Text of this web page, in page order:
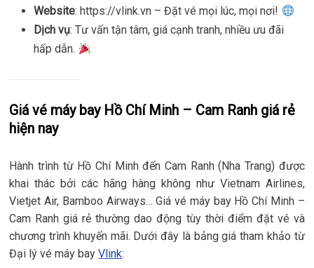
Website: https://vlink.vn – Đặt vé mọi lúc, mọi nơi!
Dịch vụ: Tư vấn tận tâm, giá cạnh tranh, nhiều ưu đãi
hấp dẫn.
Giá vé máy bay Hồ Chí Minh – Cam Ranh giá rẻ
hiện nay
Hành trình từ Hồ Chí Minh đến Cam Ranh (Nha Trang) được
khai thác bởi các hãng hàng không như Vietnam Airlines,
Vietjet Air, Bamboo Airways… Giá vé máy bay Hồ Chí Minh –
Cam Ranh giá rẻ thường dao động tùy thời điểm đặt vé và
chương trình khuyến mãi. Dưới đây là bảng giá tham khảo từ
Đại lý vé máy bayVlink: